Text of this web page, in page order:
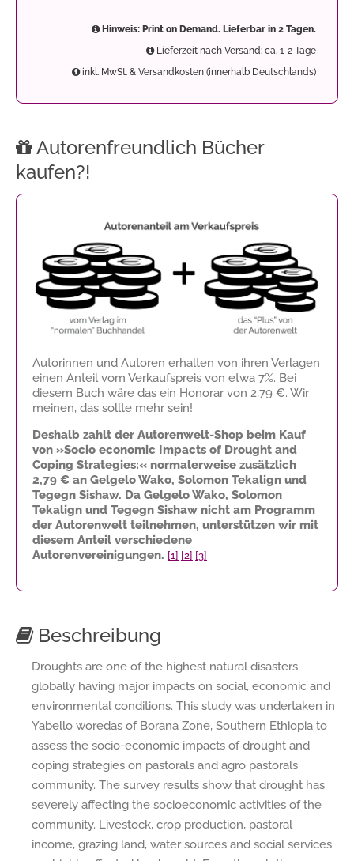
Hinweis: Print on Demand. Lieferbar in 2 Tagen.
Lieferzeit nach Versand: ca. 1-2 Tage
inkl. MwSt. & Versandkosten (innerhalb Deutschlands)
Autorenfreundlich Bücher
kaufen?!
Autorinnen und Autoren erhalten von ihren Verlagen
einen Anteil vom Verkaufspreis von etwa 7%. Bei
diesem Buch wäre das ein Honorar von 2,79 €. Wir
meinen, das sollte mehr sein!
Deshalb zahlt der Autorenwelt-Shop beim Kauf
von »Socio economic Impacts of Drought and
Coping Strategies:« normalerweise zusätzlich
2,79 € an Gelgelo Wako, Solomon Tekalign und
Tegegn Sishaw. Da Gelgelo Wako, Solomon
Tekalign und Tegegn Sishaw nicht am Programm
der Autorenwelt teilnehmen, unterstützen wir mit
diesem Anteil verschiedene
Autorenvereinigungen. [1] [2] [3]
Beschreibung
Droughts are one of the highest natural disasters
globally having major impacts on social, economic and
environmental conditions. This study was undertaken in
Yabello woredas of Borana Zone, Southern Ethiopia to
assess the socio-economic impacts of drought and
coping strategies on pastorals and agro pastorals
community. The survey results show that drought has
severely affecting the socioeconomic activities of the
community. Livestock, crop production, pastoral
income, grazing land, water sources and social services